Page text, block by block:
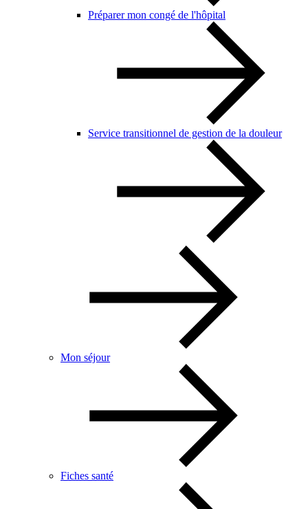
Préparer mon congé de l'hôpital
Service transitionnel de gestion de la douleur
Mon séjour
Fiches santé